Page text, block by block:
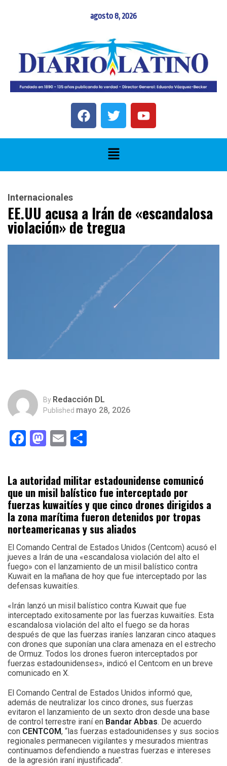
agosto 8, 2026
Internacionales
EE.UU acusa a Irán de «escandalosa
violación» de tregua
By Redacción DL
Published mayo 28, 2026
Facebook
Mastodon
Email
La autoridad militar estadounidense comunicó
que un misil balístico fue interceptado por
fuerzas kuwaitíes y que cinco drones dirigidos a
la zona marítima fueron detenidos por tropas
norteamericanas y sus aliados
El Comando Central de Estados Unidos (Centcom) acusó el
jueves a Irán de una «escandalosa violación del alto el
fuego» con el lanzamiento de un misil balístico contra
Kuwait en la mañana de hoy que fue interceptado por las
defensas kuwaitíes.
«Irán lanzó un misil balístico contra Kuwait que fue
interceptado exitosamente por las fuerzas kuwaitíes. Esta
escandalosa violación del alto el fuego se da horas
después de que las fuerzas iraníes lanzaran cinco ataques
con drones que suponían una clara amenaza en el estrecho
de Ormuz. Todos los drones fueron interceptados por
fuerzas estadounidenses», indicó el Centcom en un breve
comunicado en X.
El Comando Central de Estados Unidos informó que,
además de neutralizar los cinco drones, sus fuerzas
evitaron el lanzamiento de un sexto dron desde una base
de control terrestre iraní en Bandar Abbas. De acuerdo
con CENTCOM, “las fuerzas estadounidenses y sus socios
regionales permanecen vigilantes y mesurados mientras
continuamos defendiendo a nuestras fuerzas e intereses
de la agresión iraní injustificada”.